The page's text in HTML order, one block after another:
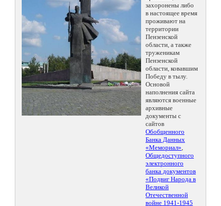
захоронены либо
в настоящее время
проживают на
территории
Пензенской
области, а также
труженикам
Пензенской
области, ковавшим
Победу в тылу.
Основой
наполнения сайта
являются военные
архивные
документы с
сайтов
Обобщенного
Банка Данных
«Мемориал»,
Общедоступного
электронного
банка документов
«Подвиг Народа в
Великой
Отечественной
войне 1941-1945